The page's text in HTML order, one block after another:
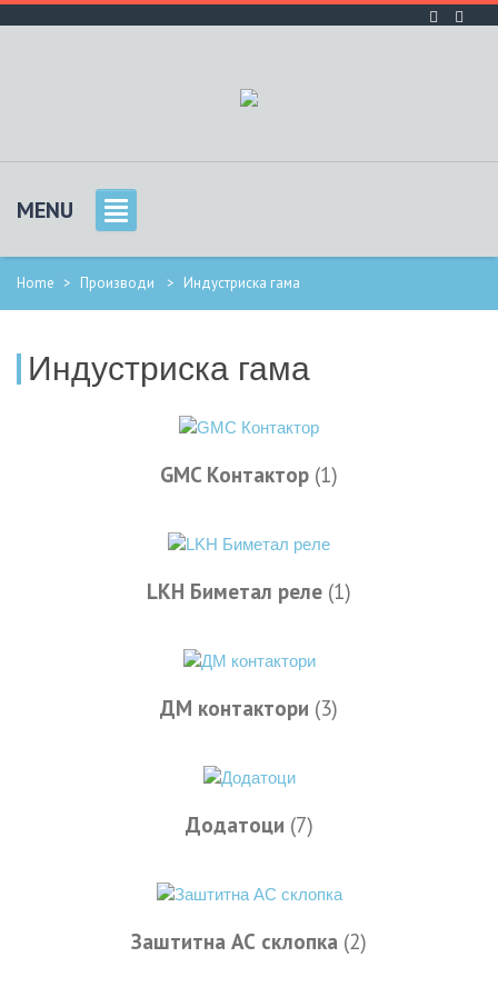
MENU
Home > Производи > Индустриска гама
Индустриска гама
GMC Контактор (1)
LKH Биметал реле (1)
ДМ контактори (3)
Додатоци (7)
Заштитна АС склопка (2)